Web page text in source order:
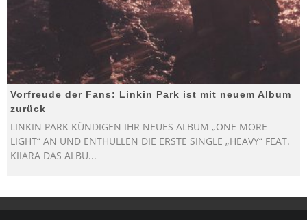
Vorfreude der Fans: Linkin Park ist mit neuem Album
zurück
LINKIN PARK KÜNDIGEN IHR NEUES ALBUM „ONE MORE
LIGHT“ AN UND ENTHÜLLEN DIE ERSTE SINGLE „HEAVY“ FEAT.
KIIARA DAS ALBU...